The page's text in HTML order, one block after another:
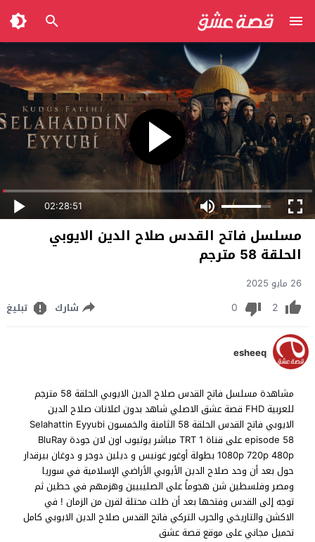
02:28:51
مسلسل فاتح القدس صلاح الدين الايوبي
الحلقة 58 مترجم
26 مايو 2025
2
0 شارك تبليغ
esheeq
مشاهدة مسلسل فاتح القدس صلاح الدين الايوبي الحلقة 58 مترجم
للعربية FHD قصة عشق الاصلي شاهد بدون اعلانات صلاح الدين
الايوبي فاتح القدس الحلقة 58 الثامنة والخمسون Selahattin Eyyubi
episode 58 على قناة TRT 1 مباشر يوتيوب اون لان جودة BluRay
1080p 720p 480p بطولة أوغور غونيس و ديلين دوجر و دوغان بيرقدار
حول بعد أن وحد صلاح الدين الأيوبي الأراضي الإسلامية في سوريا
ومصر وفلسطين شن هجوماً على الصليبيين وهزمهم في حطين ثم
توجه إلى القدس وفتحها بعد أن ظلت محتلة لقرن من الزمان ! في
الاكشن والتاريخي والحرب التركي فاتح القدس صلاح الدين الايوبي كامل
تحميل مجاني على موقع قصة عشق